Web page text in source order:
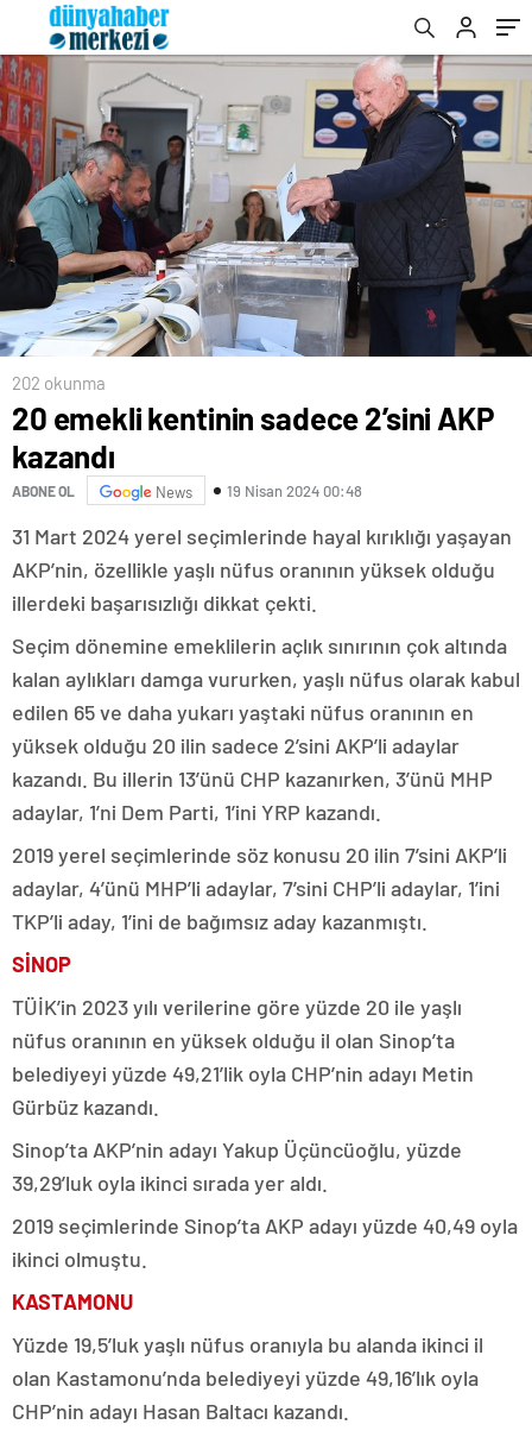
202 okunma
20 emekli kentinin sadece 2’sini AKP
kazandı
ABONE OL News 19 Nisan 2024 00:48
31 Mart 2024 yerel seçimlerinde hayal kırıklığı yaşayan
AKP’nin, özellikle yaşlı nüfus oranının yüksek olduğu
illerdeki başarısızlığı dikkat çekti.
Seçim dönemine emeklilerin açlık sınırının çok altında
kalan aylıkları damga vururken, yaşlı nüfus olarak kabul
edilen 65 ve daha yukarı yaştaki nüfus oranının en
yüksek olduğu 20 ilin sadece 2’sini AKP’li adaylar
kazandı. Bu illerin 13’ünü CHP kazanırken, 3’ünü MHP
adaylar, 1’ni Dem Parti, 1’ini YRP kazandı.
2019 yerel seçimlerinde söz konusu 20 ilin 7’sini AKP’li
adaylar, 4’ünü MHP’li adaylar, 7’sini CHP’li adaylar, 1’ini
TKP’li aday, 1’ini de bağımsız aday kazanmıştı.
SİNOP
TÜİK’in 2023 yılı verilerine göre yüzde 20 ile yaşlı
nüfus oranının en yüksek olduğu il olan Sinop’ta
belediyeyi yüzde 49,21’lik oyla CHP’nin adayı Metin
Gürbüz kazandı.
Sinop’ta AKP’nin adayı Yakup Üçüncüoğlu, yüzde
39,29’luk oyla ikinci sırada yer aldı.
2019 seçimlerinde Sinop’ta AKP adayı yüzde 40,49 oyla
ikinci olmuştu.
KASTAMONU
Yüzde 19,5’luk yaşlı nüfus oranıyla bu alanda ikinci il
olan Kastamonu’nda belediyeyi yüzde 49,16’lık oyla
CHP’nin adayı Hasan Baltacı kazandı.